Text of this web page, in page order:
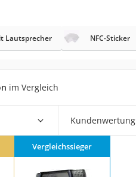
Lautsprecher NFC-Sticker
im Vergleich
Kundenwertung
Vergleichssieger